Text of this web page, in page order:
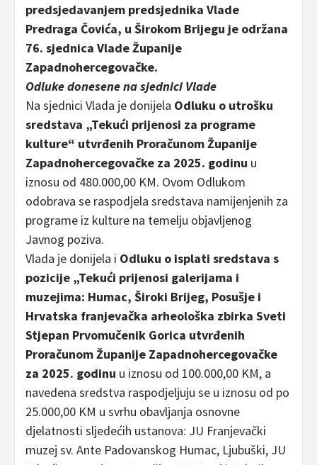
predsjedavanjem predsjednika Vlade
Predraga Čovića, u Širokom Brijegu je održana
76. sjednica Vlade Županije
Zapadnohercegovačke.
Odluke donesene na sjednici Vlade
Na sjednici Vlada je donijela Odluku o utrošku
sredstava „Tekući prijenosi za programe
kulture“ utvrđenih Proračunom Županije
Zapadnohercegovačke za 2025. godinu u
iznosu od 480.000,00 KM. Ovom Odlukom
odobrava se raspodjela sredstava namijenjenih za
programe iz kulture na temelju objavljenog
Javnog poziva.
Vlada je donijela i Odluku o isplati sredstava s
pozicije „Tekući prijenosi galerijama i
muzejima: Humac, Široki Brijeg, Posušje i
Hrvatska franjevačka arheološka zbirka Sveti
Stjepan Prvomučenik Gorica utvrđenih
Proračunom Županije Zapadnohercegovačke
za 2025. godinu u iznosu od 100.000,00 KM, a
navedena sredstva raspodjeljuju se u iznosu od po
25.000,00 KM u svrhu obavljanja osnovne
djelatnosti sljedećih ustanova: JU Franjevački
muzej sv. Ante Padovanskog Humac, Ljubuški, JU